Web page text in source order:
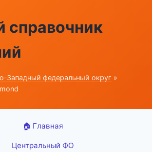
справочник
Западный федеральный округ »
🏠 Главная
Центральный ФО